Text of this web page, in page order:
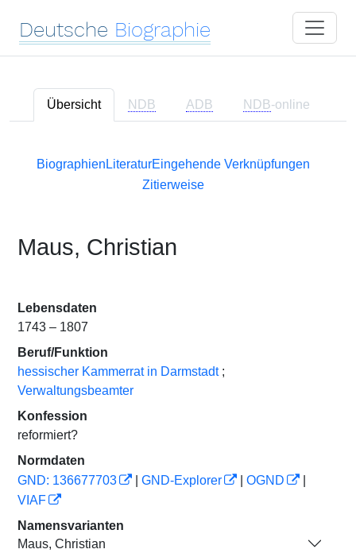
Deutsche Biographie
Übersicht NDB ADB NDB-online
Biographien LiteraturEingehende Verknüpfungen
Zitierweise
Maus, Christian
Lebensdaten
1743 – 1807
Beruf/Funktion
hessischer Kammerrat in Darmstadt ;
Verwaltungsbeamter
Konfession
reformiert?
Normdaten
GND: 136677703
GND-Explorer OGND
VIAF
Namensvarianten
Maus, Christian